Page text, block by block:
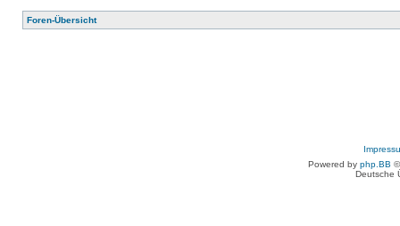
Foren-Übersicht
Powered by php.BB
Deutsche